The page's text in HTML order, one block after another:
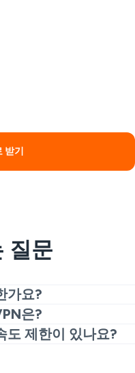
기
질문
가요?
TVI Player와 같은 지역
니다. 온라인 보안을
한을 우회하는 데 도움
은?
강력한 암호화, 빠른 연
도 제한이 있나요?